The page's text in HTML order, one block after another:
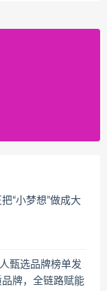
“小梦想”做成大
甄选品牌榜单发
牌，全链路赋能